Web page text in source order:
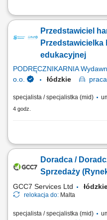
As a Sales Representative
#experienceTTEC Our
and company culture are amazing
certification in Poland...
Przedstawiciel
Przedstawicielka
edukacyjnej
PODRĘCZNIKARNIA
o.o.
łódzkie praca
specjalista / specjalistka (mid)
4 godz.
Opis stanowiska: Aktywne
Prowadzenie prezentacji
rozwojowego oraz nowoczesnych
Doradca /
Sprzedaży
GCC7 Services Ltd
relokacja do: Malta
specjalista / specjalistka (mid)